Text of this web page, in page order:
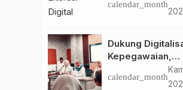
Scamming
calendar_month
Dukung
Kepegawaian,
DPMPTSP
Terapkan
calendar_month